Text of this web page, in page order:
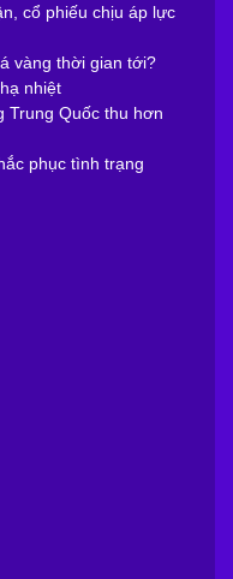
cổ phiếu chịu áp lực
vàng thời gian tới?
nhiệt
Trung Quốc thu hơn
phục tình trạng